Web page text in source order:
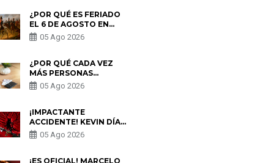
¿POR QUÉ ES FERIADO
EL 6 DE AGOSTO EN
PERÚ? ESTA ES LA
HISTORIA
05 Ago 2026
¿POR QUÉ CADA VEZ
MÁS PERSONAS
UTILIZAN UNA VPN
PARA PROTEGER SU
05 Ago 2026
¡IMPACTANTE
ACCIDENTE! KEVIN DÍAZ
CAE DESDE OCHO
METROS EN “ESTO ES
PREOCUPACIÓN
05 Ago 2026
¡ES OFICIAL! MARCELO